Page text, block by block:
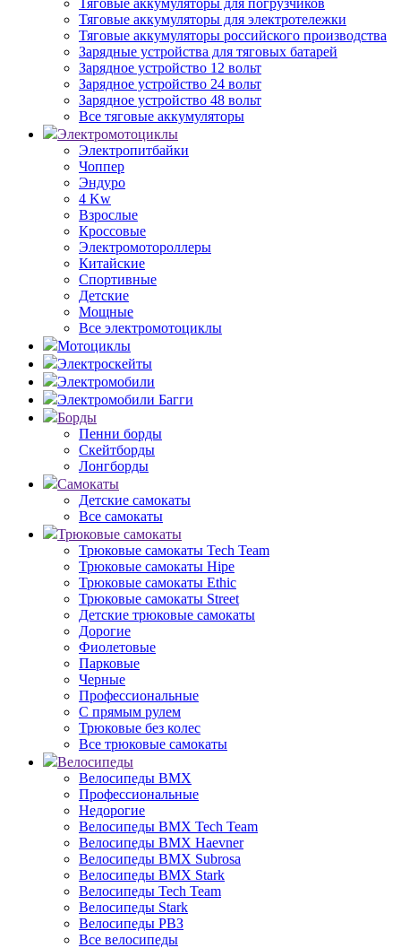
Тяговые аккумуляторы для погрузчиков
Тяговые аккумуляторы для электротележки
Тяговые аккумуляторы российского производства
Зарядные устройства для тяговых батарей
Зарядное устройство 12 вольт
Зарядное устройство 24 вольт
Зарядное устройство 48 вольт
Все тяговые аккумуляторы
Электромотоциклы
Электропитбайки
Чоппер
Эндуро
4 Kw
Взрослые
Кроссовые
Электромотороллеры
Китайские
Спортивные
Детские
Мощные
Все электромотоциклы
Мотоциклы
Электроскейты
Электромобили
Электромобили Багги
Борды
Пенни борды
Скейтборды
Лонгборды
Самокаты
Детские самокаты
Все самокаты
Трюковые самокаты
Трюковые самокаты Tech Team
Трюковые самокаты Hipe
Трюковые самокаты Ethic
Трюковые самокаты Street
Детские трюковые самокаты
Дорогие
Фиолетовые
Парковые
Черные
Профессиональные
С прямым рулем
Трюковые без колес
Все трюковые самокаты
Велосипеды
Велосипеды BMX
Профессиональные
Недорогие
Велосипеды BMX Tech Team
Велосипеды BMX Haevner
Велосипеды BMX Subrosa
Велосипеды BMX Stark
Велосипеды Tech Team
Велосипеды Stark
Велосипеды РВЗ
Все велосипеды